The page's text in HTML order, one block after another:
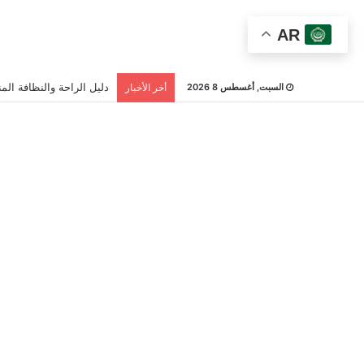
السبت, أغسطس 8 2026 أخر الأخبار دليل الراحة والنظافة
AR